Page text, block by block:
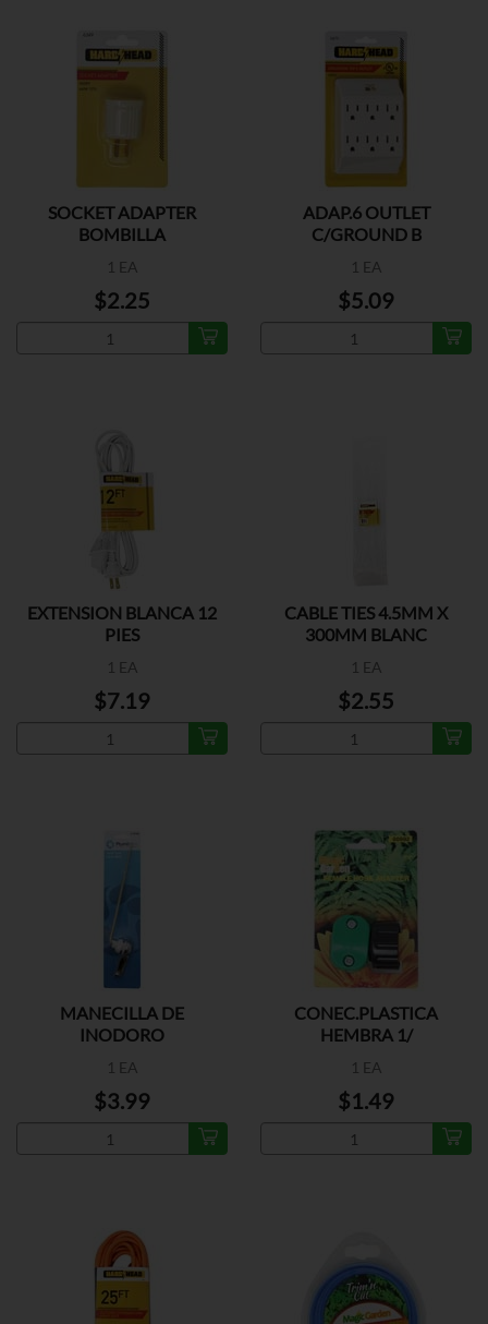
SOCKET ADAPTER
BOMBILLA
1 EA
$2.25
ADAP.6 OUTLET
C/GROUND B
1 EA
$5.09
EXTENSION BLANCA 12
PIES
1 EA
$7.19
CABLE TIES 4.5MM X
300MM BLANC
1 EA
$2.55
MANECILLA DE
INODORO
1 EA
$3.99
CONEC.PLASTICA
HEMBRA 1/
1 EA
$1.49